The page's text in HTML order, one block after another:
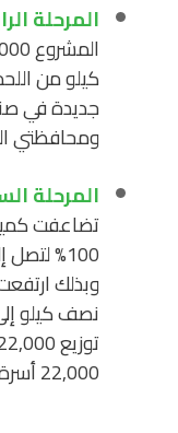
المرحلة الرابعة
جديدة في
ومحافظتي
المرحلة السادسة
تضاعفت
وبذلك
نصف كيلو
22,000 أسرة مستفيدة.